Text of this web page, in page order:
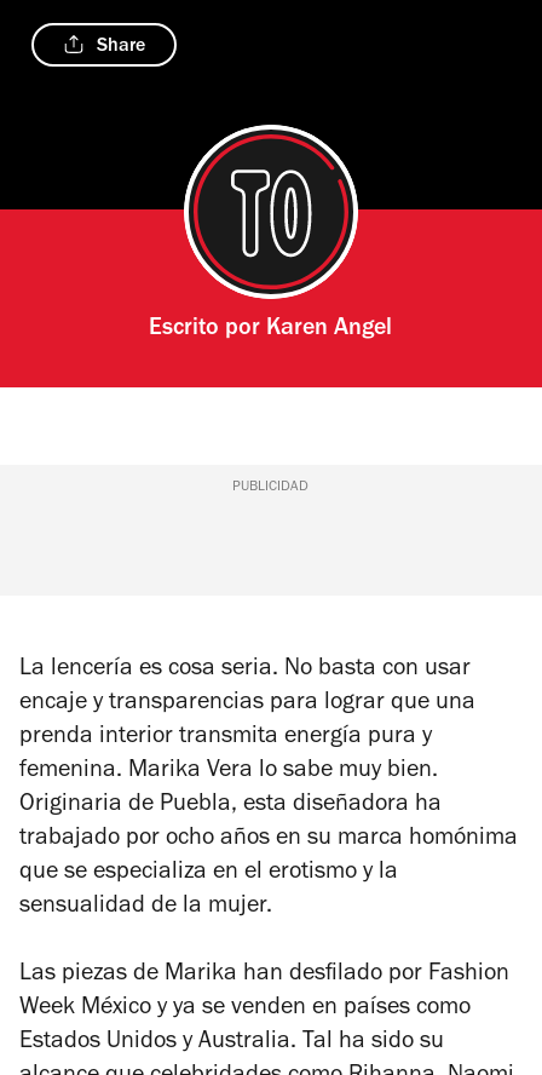
Share
Escrito por Karen Angel
PUBLICIDAD
La lencería es cosa seria. No basta con usar
encaje y transparencias para lograr que una
prenda interior transmita energía pura y
femenina. Marika Vera lo sabe muy bien.
Originaria de Puebla, esta diseñadora ha
trabajado por ocho años en su marca homónima
que se especializa en el erotismo y la
sensualidad de la mujer.
Las piezas de Marika han desfilado por Fashion
Week México y ya se venden en países como
Estados Unidos y Australia. Tal ha sido su